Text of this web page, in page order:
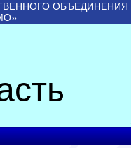
ОБЪЕДИНЕНИЯ